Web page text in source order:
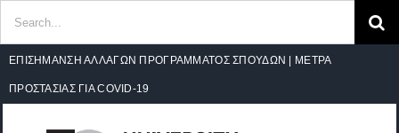
for:
Skip
to
ΕΠΙΣΗΜΑΝΣΗ ΑΛΛΑΓΩΝ ΠΡΟΓΡΑΜΜΑΤΟΣ ΣΠΟΥΔΩΝ ΜΕΤΡΑ
ΠΡΟΣΤΑΣΙΑΣ ΓΙΑ COVID-19